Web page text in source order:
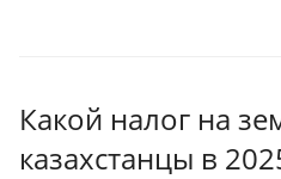
Какой налог на
казахстанцы в